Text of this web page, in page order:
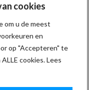
cookies
om u de meest
en
op "Accepteren" te
cookies. Lees
om je
om toegang
doeleinden
.